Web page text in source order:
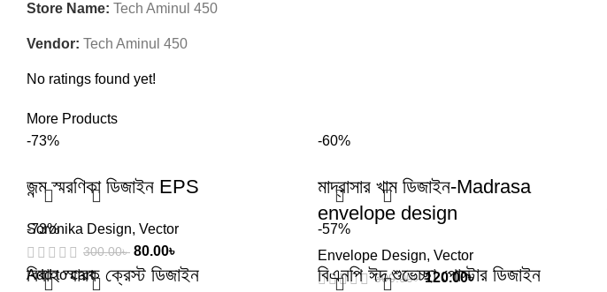
Store Name: Tech Aminul 450
Vendor: Tech Aminul 450
No ratings found yet!
More Products
-73%
জন্ম স্মরণিকা ডিজাইন EPS
Soronika Design, Vector
300.00৳ 80.00৳
Add to cart
-60%
মাদ্রাসার খাম ডিজাইন-Madrasa
envelope design
Envelope Design, Vector
300.00৳ 120.00৳
-73%
বিবাহ স্মারক ক্রেস্ট ডিজাইন
-57%
বিএনপি ঈদ শুভেচ্ছা পোস্টার ডিজাইন